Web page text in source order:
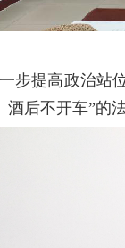
步提高政治站
后不开车”的